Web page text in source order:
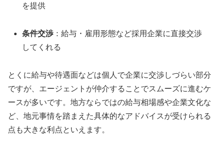
を提供
条件交渉 ：給与・雇用形態など採用企業に直接交渉
してくれる
とくに給与や待遇面などは個人で企業に交渉しづらい部分
ですが、エージェントが仲介することでスムーズに進むケ
ースが多いです。地方ならではの給与相場感や企業文化な
ど、地元事情を踏まえた具体的なアドバイスが受けられる
点も大きな利点といえます。